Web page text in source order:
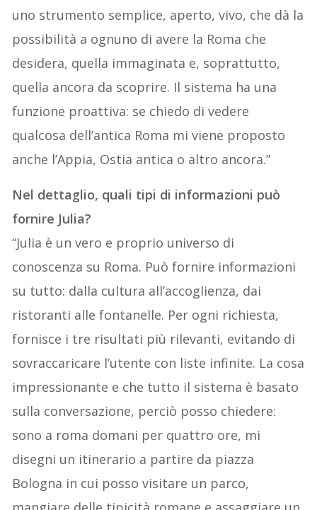
uno strumento semplice, aperto, vivo, che dà la
possibilità a ognuno di avere la Roma che
desidera, quella immaginata e, soprattutto,
quella ancora da scoprire. Il sistema ha una
funzione proattiva: se chiedo di vedere
qualcosa dell’antica Roma mi viene proposto
anche l’Appia, Ostia antica o altro ancora.”
Nel dettaglio, quali tipi di informazioni può
fornire Julia?
“Julia è un vero e proprio universo di
conoscenza su Roma. Può fornire informazioni
su tutto: dalla cultura all’accoglienza, dai
ristoranti alle fontanelle. Per ogni richiesta,
fornisce i tre risultati più rilevanti, evitando di
sovraccaricare l’utente con liste infinite. La cosa
impressionante e che tutto il sistema è basato
sulla conversazione, perciò posso chiedere:
sono a roma domani per quattro ore, mi
disegni un itinerario a partire da piazza
Bologna in cui posso visitare un parco,